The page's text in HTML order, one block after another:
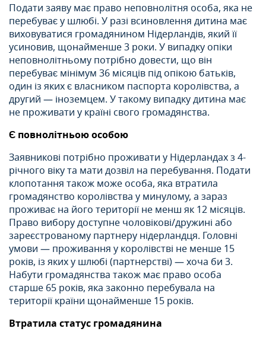
Подати заяву має право неповнолітня особа, яка не
перебуває у шлюбі. У разі всиновлення дитина має
виховуватися громадянином Нідерландів, який її
усиновив, щонайменше 3 роки. У випадку опіки
неповнолітньому потрібно довести, що він
перебуває мінімум 36 місяців під опікою батьків,
один із яких є власником паспорта королівства, а
другий — іноземцем. У такому випадку дитина має
не проживати у країні свого громадянства.
Є повнолітньою особою
Заявникові потрібно проживати у Нідерландах з 4-
річного віку та мати дозвіл на перебування. Подати
клопотання також може особа, яка втратила
громадянство королівства у минулому, а зараз
проживає на його території не менш як 12 місяців.
Право вибору доступне чоловікові/дружині або
зареєстрованому партнеру нідерландця. Головні
умови — проживання у королівстві не менше 15
років, із яких у шлюбі (партнерстві) — хоча би 3.
Набути громадянства також має право особа
старше 65 років, яка законно перебувала на
території країни щонайменше 15 років.
Втратила статус громадянина